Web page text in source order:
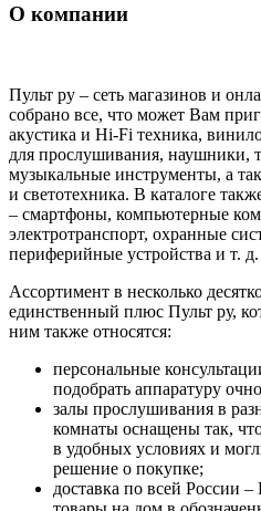
О компании
Пульт ру – сеть магазинов и
собрано все, что может Вам
акустика и Hi-Fi техника,
для прослушивания, наушники,
музыкальные инструменты, а
и светотехника. В каталоге
– смартфоны, компьютерные
электротранспорт, охранные
периферийные устройства и т. д.
Ассортимент в несколько
единственный плюс Пульт ру,
ним также относятся:
персональные
подобрать аппаратуру
залы прослушивания в
комнаты оснащены так,
в удобных условиях и
решение о покупке;
доставка по всей России